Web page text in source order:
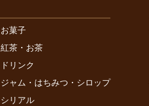
お菓子
紅茶・お茶
ドリンク
ジャム・はちみつ・シロップ
シリアル